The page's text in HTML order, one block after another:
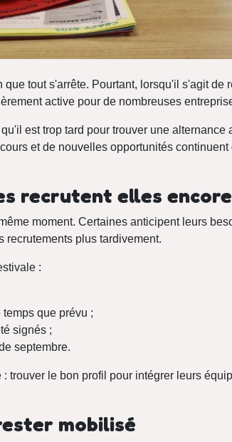
tout s'arrête. Pourtant, lorsqu'il s'agit de
active pour de nombreuses
est trop tard pour trouver une alternance
et de nouvelles opportunités
recrutent elles
moment. Certaines anticipent leurs
recrutements plus tardivement.
:
que prévu ;
signés ;
septembre.
trouver le bon profil pour intégrer leurs
mobilisé